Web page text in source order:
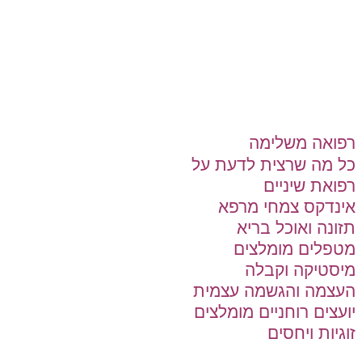
רפואה משלימה
כל מה שרצית לדעת על
רפואת שיניים
אינדקס צמחי מרפא
תזונה ואוכל בריא
מטפלים מומלצים
מיסטיקה וקבלה
העצמה והגשמה עצמית
יועצים רוחניים מומלצים
זוגיות ויחסים